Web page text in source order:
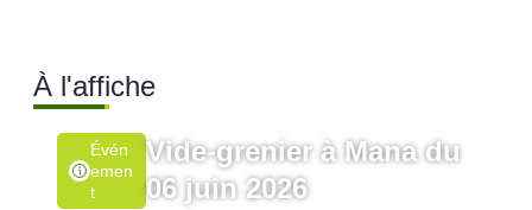
À l'affiche
Évén
Emen
T
Vide-grenier à Mana du
06 juin 2026